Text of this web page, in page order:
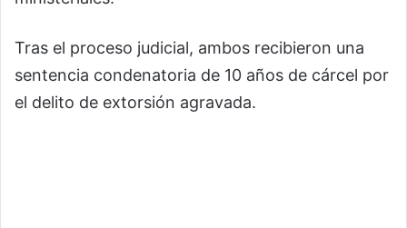
Tras el proceso judicial, ambos recibieron una
sentencia condenatoria de 10 años de cárcel por
el delito de extorsión agravada.